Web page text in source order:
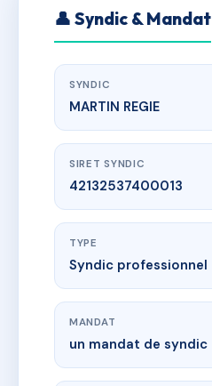
👤 Syndic & Mandat
SYNDIC
MARTIN REGIE
SIRET SYNDIC
42132537400013
TYPE
Syndic professionnel
MANDAT
un mandat de syndic